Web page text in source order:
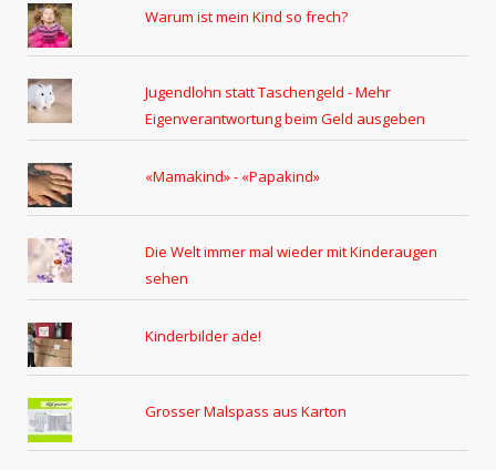
Warum ist mein Kind so frech?
Jugendlohn statt Taschengeld - Mehr
Eigenverantwortung beim Geld ausgeben
«Mamakind» - «Papakind»
Die Welt immer mal wieder mit Kinderaugen
sehen
Kinderbilder ade!
Grosser Malspass aus Karton